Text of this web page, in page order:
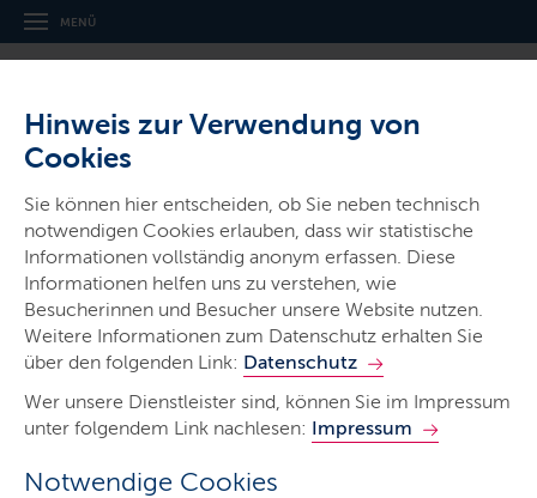
Hinweis zur Verwendung von
Cookies
Sie können hier entscheiden, ob Sie neben technisch
notwendigen Cookies erlauben, dass wir statistische
Informationen vollständig anonym erfassen. Diese
Informationen helfen uns zu verstehen, wie
Besucherinnen und Besucher unsere Website nutzen.
Weitere Informationen zum Datenschutz erhalten Sie
über den folgenden Link: Datenschutz
Wer unsere Dienstleister sind, können Sie im Impressum
unter folgendem Link nachlesen: Impressum
Notwendige Cookies
MENÜ
Amtsgericht Flensburg
Gerichte & Justizbehörden